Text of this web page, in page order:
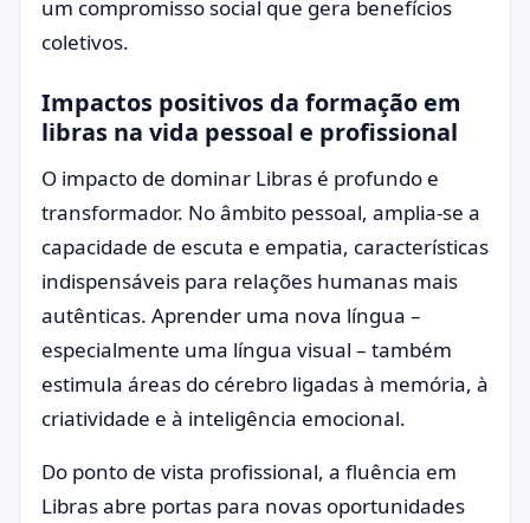
um compromisso social que gera benefícios
coletivos.
Impactos positivos da formação em
libras na vida pessoal e profissional
O impacto de dominar Libras é profundo e
transformador. No âmbito pessoal, amplia-se a
capacidade de escuta e empatia, características
indispensáveis para relações humanas mais
autênticas. Aprender uma nova língua –
especialmente uma língua visual – também
estimula áreas do cérebro ligadas à memória, à
criatividade e à inteligência emocional.
Do ponto de vista profissional, a fluência em
Libras abre portas para novas oportunidades